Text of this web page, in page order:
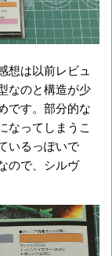
想は以前レビュ
なのと構造が少
です。部分的な
なってしまうこ
いるっぽいで
ので、シルヴ